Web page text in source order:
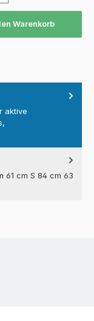
Warenkorb
aktive
61 cm S 84 cm 63